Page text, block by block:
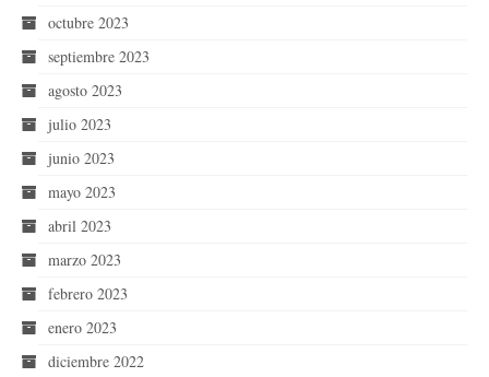
octubre 2023
septiembre 2023
agosto 2023
julio 2023
junio 2023
mayo 2023
abril 2023
marzo 2023
febrero 2023
enero 2023
diciembre 2022